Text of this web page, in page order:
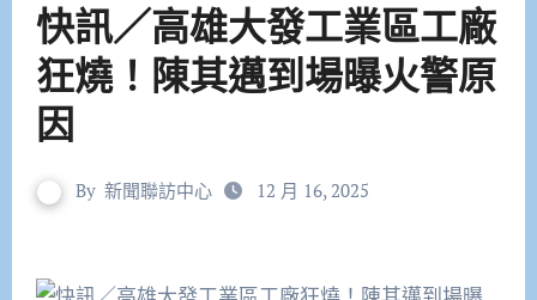
快訊／高雄大發工業區工廠
狂燒！陳其邁到場曝火警原
因
By 新聞聯訪中心 12 月 16, 2025